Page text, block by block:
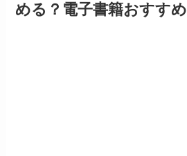
める？電子書籍おすすめ